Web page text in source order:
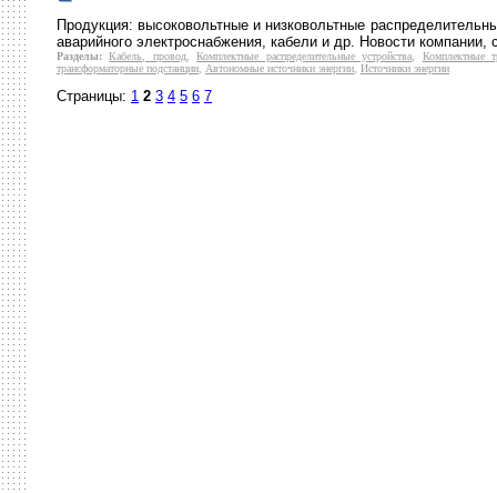
Продукция: высоковольтные и низковольтные
аварийного электроснабжения, кабели и др. Новости компании,
Разделы: Кабель, провод,Комплектные распределительные устройства
Комплектные
трансформаторные подстанции
Автономные источники энергии Источники энергии
Страницы: 1 2 3 4 5 6 7